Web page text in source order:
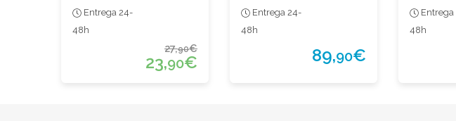
Entrega 24-
48h
27,90€
23,90€
Cepillado
Entrega 24-
48h
89,90€
Entrega
48h